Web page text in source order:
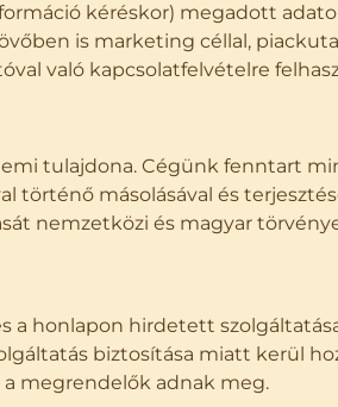
kéréskor) megadott
is marketing céllal,
való kapcsolatfelvételre
tulajdona. Cégünk fenntart
történő másolásával és
nemzetközi és magyar
a honlapon hirdetett
biztosítása miatt kerül
megrendelők adnak meg.